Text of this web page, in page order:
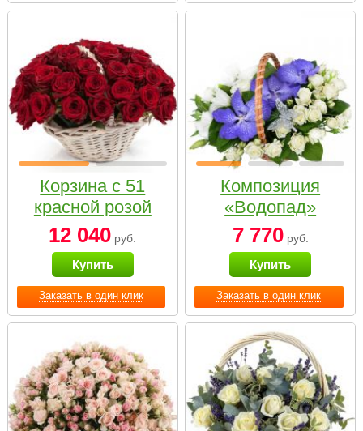
Заказать в один клик
Корзина с 51
красной розой
12 040 руб.
Купить
Заказать в один клик
Композиция
«Водопад»
7 770руб.
Купить